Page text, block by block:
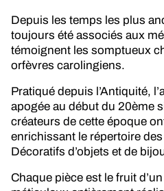
Depuis les temps les plus
toujours été associés aux
témoignent les somptueux
orfèvres carolingiens.
Pratiqué depuis l’Antiquité,
apogée au début du 20ème
créateurs de cette époque
enrichissant le répertoire
Décoratifs d’objets et de
Chaque pièce est le fruit